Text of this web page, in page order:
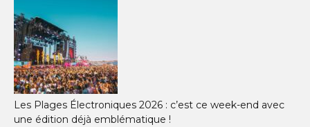
Les Plages Électroniques 2026 : c’est ce week-end avec
une édition déjà emblématique !